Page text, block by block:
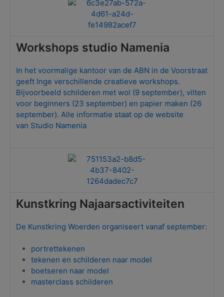
Workshops studio Namenia
In het voormalige kantoor van de ABN in de Voorstraat
geeft Inge verschillende creatieve workshops.
Bijvoorbeeld schilderen met wol (9 september), vilten
voor beginners (23 september) en papier maken (26
september). Alle informatie staat op de website
van Studio Namenia
Kunstkring Najaarsactiviteiten
De Kunstkring Woerden organiseert vanaf september:
portrettekenen
tekenen en schilderen naar model
boetseren naar model
masterclass schilderen